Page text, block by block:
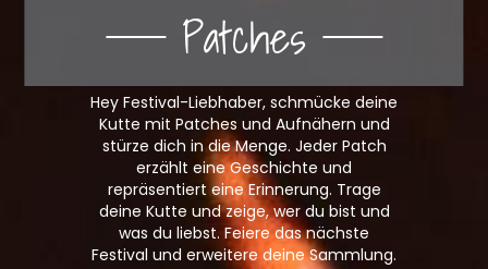
Patches
Hey Festival-Liebhaber, schmücke deine
Kutte mit Patches und Aufnähern und
stürze dich in die Menge. Jeder Patch
erzählt eine Geschichte und
repräsentiert eine Erinnerung. Trage
deine Kutte und zeige, wer du bist und
was du liebst. Feiere das nächste
Festival und erweitere deine Sammlung.